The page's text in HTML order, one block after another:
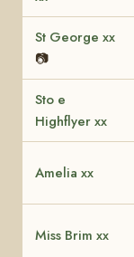
St George xx
📷
Sto e
Highflyer xx
Amelia xx
Miss Brim xx